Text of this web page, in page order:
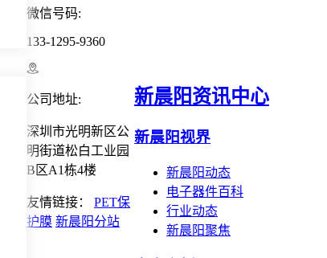
新晨阳资讯中心
新晨阳视界
新晨阳动态
电子器件百科
行业动态
新晨阳聚焦
微信号码:
133-1295-9360

公司地址:
深圳市光明新区公
明街道松白工业园
B区A1栋4楼
友情链接： PET保
护膜 新晨阳分站